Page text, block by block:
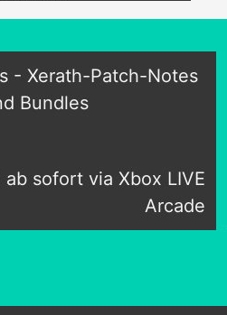
- Xerath-Patch-Notes
Bundles
sofort via Xbox LIVE
Arcade